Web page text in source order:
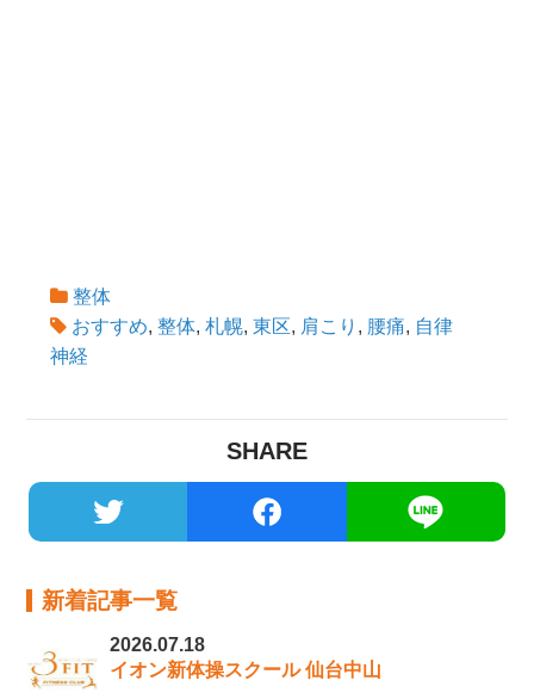
整体
おすすめ,整体,札幌,東区, 肩こり , 腰痛, 自律
神経
SHARE
新着記事一覧
2026.07.18
イオン新体操スクール 仙台中山